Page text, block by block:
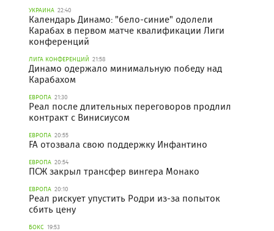
УКРАИНА 22:40
Календарь Динамо: "бело-синие" одолели
Карабах в первом матче квалификации Лиги
конференций
ЛИГА КОНФЕРЕНЦИЙ 21:58
Динамо одержало минимальную победу над
Карабахом
ЕВРОПА 21:30
Реал после длительных переговоров продлил
контракт с Винисиусом
ЕВРОПА 20:55
FA отозвала свою поддержку Инфантино
ЕВРОПА 20:54
ПСЖ закрыл трансфер вингера Монако
ЕВРОПА 20:10
Реал рискует упустить Родри из-за попыток
сбить цену
БОКС 19:53